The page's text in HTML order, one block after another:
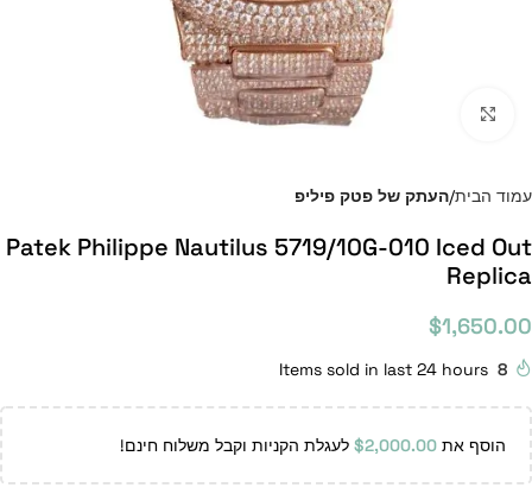
Click to enlarge
עמוד הבית העתק של פטק פיליפ
Patek Philippe Nautilus 5719/10G-010 Iced Out
Replica
$1,650.00
8
Items sold in last 24 hours
הוסף את $2,000.00 לעגלת הקניות וקבל משלוח חינם!